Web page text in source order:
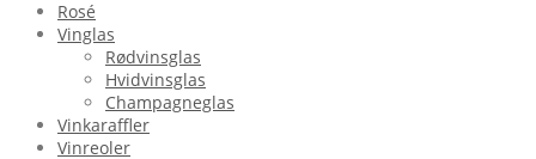
Rosé
Vinglas
Rødvinsglas
Hvidvinsglas
Champagneglas
Vinkaraffler
Vinreoler